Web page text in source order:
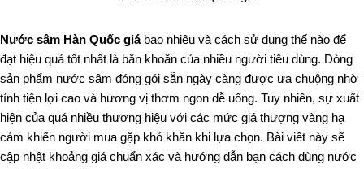
Nước sâm Hàn Quốc giábao nhiêu và cách sử dụng thế nào để
đạt hiệu quả tốt nhất là băn khoăn của nhiều người tiêu dùng. Dòng
sản phẩm nước sâm đóng gói sẵn ngày càng được ưa chuộng nhờ
tính tiện lợi cao và hương vị thơm ngon dễ uống. Tuy nhiên, sự xuất
hiện của quá nhiều thương hiệu với các mức giá thượng vàng hạ
cám khiến người mua gặp khó khăn khi lựa chọn. Bài viết này sẽ
cập nhật khoảng giá chuẩn xác và hướng dẫn bạn cách dùng nước